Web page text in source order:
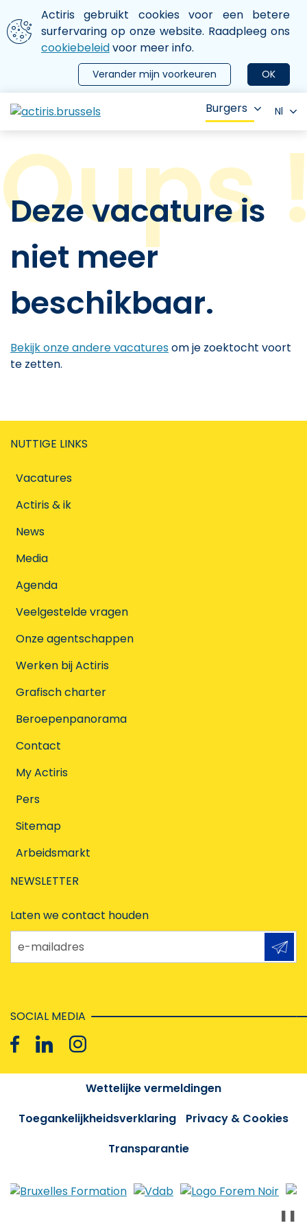
Aller au contenu principal
We gebruiken cookies
Actiris gebruikt cookies voor een betere
surfervaring op onze website. Raadpleeg ons
cookiebeleidvoor meer info.
OK
Verander mijn voorkeuren
le menu
Burgers Nl
Deze vacature is
niet meer
beschikbaar.
Bekijk onze andere vacaturesom je zoektocht voort
te zetten.
NUTTIGE LINKS
Vacatures
Actiris & ik
News
Media
Agenda
Veelgestelde vragen
Onze agentschappen
Werken bij Actiris
Grafisch charter
Beroepenpanorama
Contact
My Actiris
Pers
Sitemap
Arbeidsmarkt
NEWSLETTER
Laten we contact houden
e-mailadres
SOCIAL MEDIA
Wettelijke vermeldingen
Toegankelijkheidsverklaring
Privacy & Cookies
Transparantie
❚❚